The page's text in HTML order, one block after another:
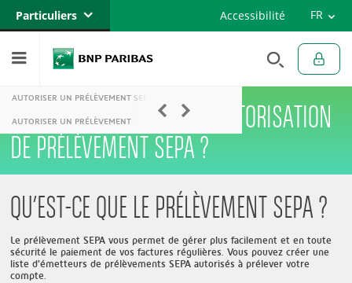
Particuliers
Banque privée
Accessibilité FR
EN
AUTORISER UN PRÉLÈVEMENT SEPA
AUTORISER UN PRÉLÈVEMENT
COMMENT DONNER UNE AUTORISATION
DE PRÉLÈVEMENT SEPA ?
QU’EST-CE QUE LE PRÉLÈVEMENT SEPA ?
Le prélèvement SEPA vous permet de gérer plus facilement et en toute
sécurité le paiement de vos factures régulières. Vous pouvez créer une
liste d’émetteurs de prélèvements SEPA autorisés à prélever votre
compte.